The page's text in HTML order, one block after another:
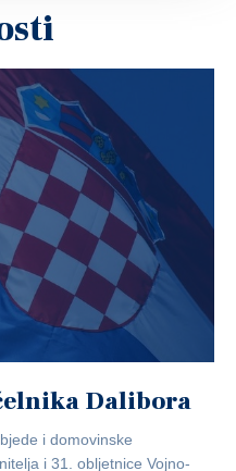
Dalibora
i domovinske
i 31. obljetnice Vojno-